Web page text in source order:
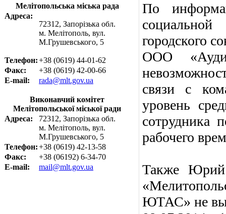
Мелітопольська міська рада
Адреса:
72312, Запорізька обл.
м. Мелітополь, вул.
М.Грушевського, 5
Телефон:+38 (0619) 44-01-62
Факс:
+38 (0619) 42-00-66
E-mail:
rada@mlt.gov.ua
Виконавчий комітет
Мелітопольської міської ради
Адреса:
72312, Запорізька обл.
м. Мелітополь, вул.
М.Грушевського, 5
Телефон:+38 (0619) 42-13-58
Факс:
+38 (06192) 6-34-70
E-mail:
mail@mlt.gov.ua
По
городского
ООО
связи с
уровень
сотрудника
рабочего
Также Юрий
ЮТАС» не